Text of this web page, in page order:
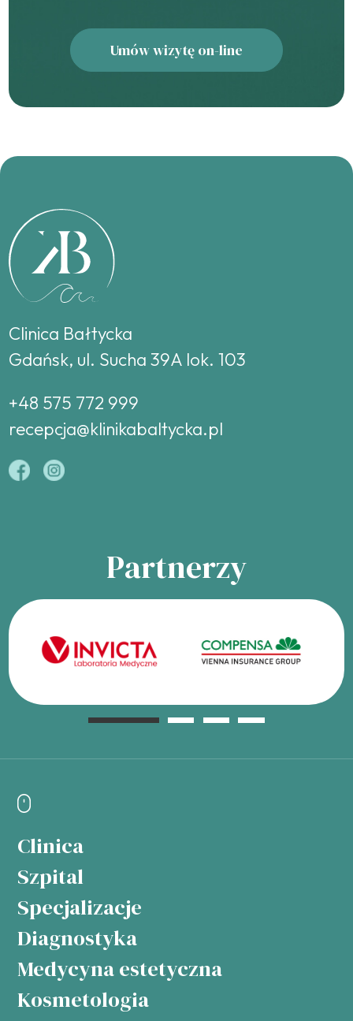
Umów wizytę on-line
Clinica Bałtycka
Gdańsk, ul. Sucha 39A lok. 103
+48 575 772 999
recepcja@klinikabaltycka.pl
Partnerzy
Clinica
Szpital
Specjalizacje
Diagnostyka
Medycyna estetyczna
Kosmetologia